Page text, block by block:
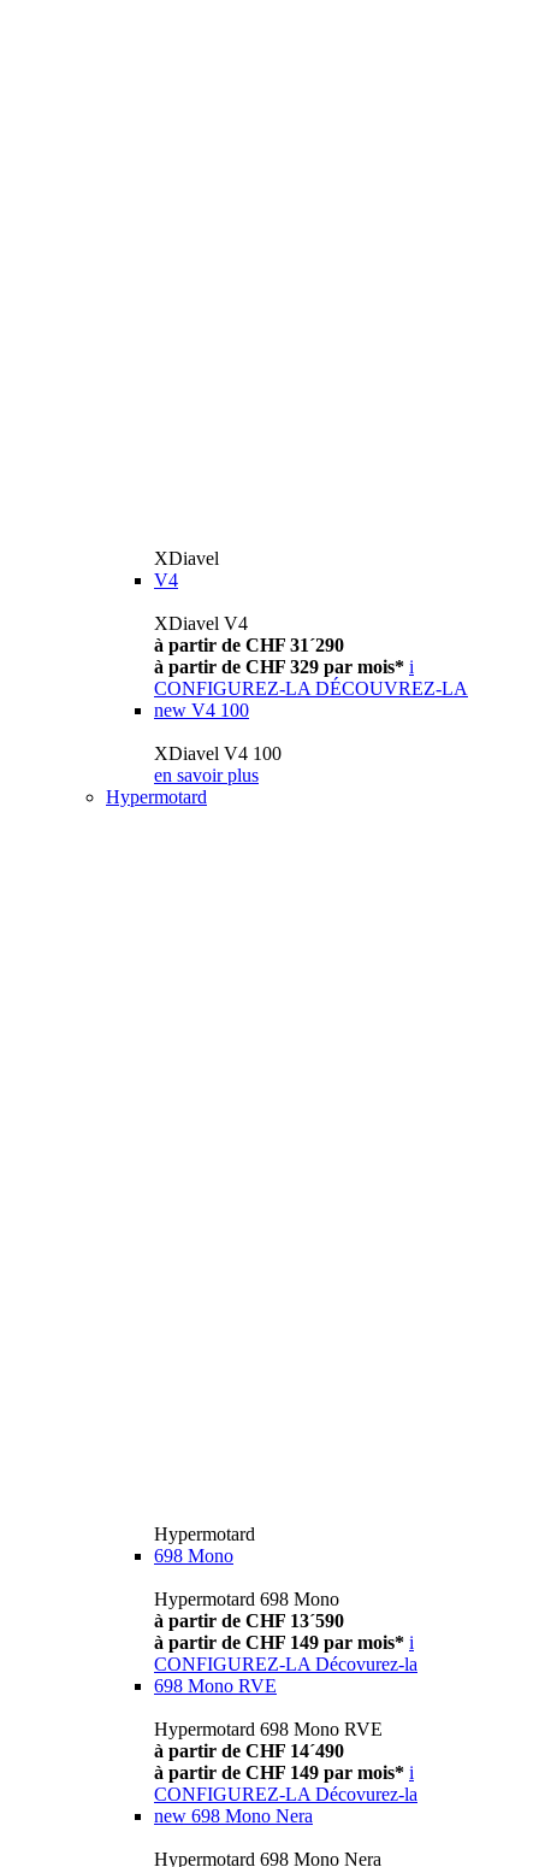
XDiavel
V4
XDiavel V4
à partir de CHF 31´290
à partir de CHF 329 par mois* i
CONFIGUREZ-LA DÉCOUVREZ-LA
new V4 100
XDiavel V4 100
en savoir plus
Hypermotard
Hypermotard
698 Mono
Hypermotard 698 Mono
à partir de CHF 13´590
à partir de CHF 149 par mois* i
CONFIGUREZ-LA Décovurez-la
698 Mono RVE
Hypermotard 698 Mono RVE
à partir de CHF 14´490
à partir de CHF 149 par mois* i
CONFIGUREZ-LA Décovurez-la
new 698 Mono Nera
Hypermotard 698 Mono Nera